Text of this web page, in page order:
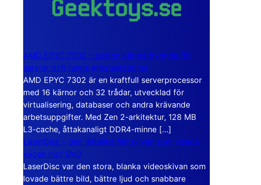
AMD EPYC 7302 – sexton kärnor byggda för
servrar och tunga arbetsstationer
AMD EPYC 7302 är en kraftfull serverprocessor
med 16 kärnor och 32 trådar, utvecklad för
virtualisering, databaser och andra krävande
arbetsuppgifter. Med Zen 2-arkitektur, 128 MB
L3-cache, åttakanaligt DDR4-minne […]
LaserDisc – den jättelika filmskivan som visade
vägen mot DVD
LaserDisc var den stora, blanka videoskivan som
lovade bättre bild, bättre ljud och snabbare